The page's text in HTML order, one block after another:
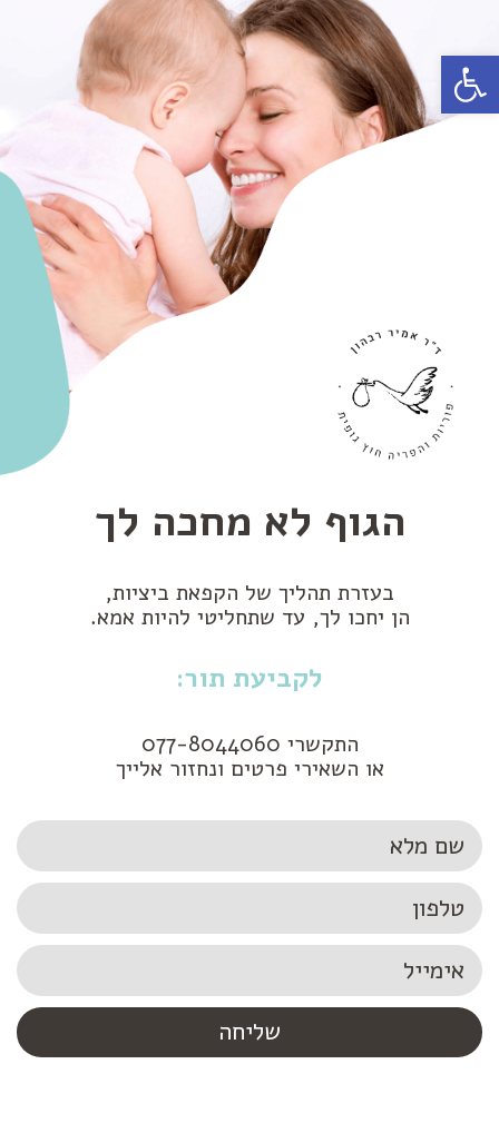
פתח סרגל נגישות
הגוף לא מחכה לך
בעזרת תהליך של הקפאת ביציות,
הן יחכו לך, עד שתחליטי להיות אמא.
לקביעת תור:
התקשרי 077-8044060
או השאירי פרטים ונחזור אלייך
שליחה